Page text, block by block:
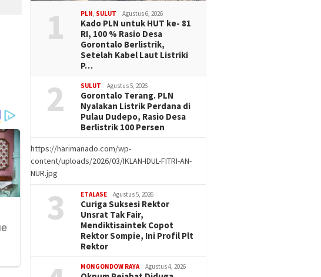
1 PLN SULUT Agustus 6, 2026
Kado PLN untuk HUT ke- 81
RI, 100 % Rasio Desa
Gorontalo Berlistrik,
Setelah Kabel Laut Listriki
P…
2 SULUT Agustus 5, 2026
Gorontalo Terang. PLN
Nyalakan Listrik Perdana di
Pulau Dudepo, Rasio Desa
Berlistrik 100 Persen
https://harimanado.com/wp-
content/uploads/2026/03/IKLAN-IDUL-FITRI-AN-
NUR.jpg
3 ETALASE Agustus 5, 2026
Curiga Suksesi Rektor
Unsrat Tak Fair,
Mendiktisaintek Copot
Rektor Sompie, Ini Profil Plt
Rektor
MONGONDOW RAYA Agustus 4, 2026